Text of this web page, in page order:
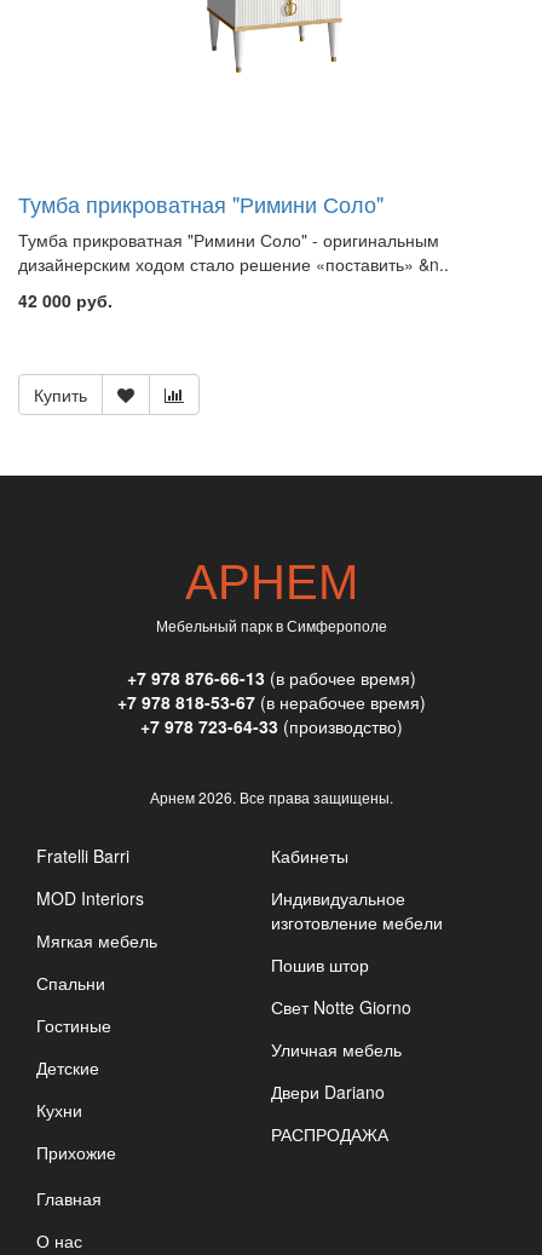
Тумба прикроватная "Римини Соло"
Тумба прикроватная "Римини Соло" - оригинальным
дизайнерским ходом стало решение «поставить» &n..
42 000 руб.
Купить
АРНЕМ
Мебельный парк в Симферополе
+7 978 876-66-13(в рабочее время)
+7 978 818-53-67(в нерабочее время)
+7 978 723-64-33(производство)
Арнем2026. Все права защищены.
Fratelli Barri
MOD Interiors
Мягкая мебель
Спальни
Гостиные
Детские
Кухни
Прихожие
Кабинеты
Индивидуальное
изготовление мебели
Пошив штор
Свет Notte Giorno
Уличная мебель
Двери Dariano
РАСПРОДАЖА
Главная
О нас